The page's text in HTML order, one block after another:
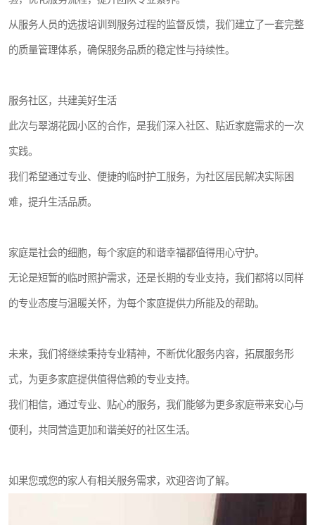
从服务人员的选拔培训到服务过程的监督反馈，我们建立了一套完整
的质量管理体系，确保服务品质的稳定性与持续性。
服务社区，共建美好生活
此次与翠湖花园小区的合作，是我们深入社区、贴近家庭需求的一次
实践。
我们希望通过专业、便捷的临时护工服务，为社区居民解决实际困
难，提升生活品质。
家庭是社会的细胞，每个家庭的和谐幸福都值得用心守护。
无论是短暂的临时照护需求，还是长期的专业支持，我们都将以同样
的专业态度与温暖关怀，为每个家庭提供力所能及的帮助。
未来，我们将继续秉持专业精神，不断优化服务内容，拓展服务形
式，为更多家庭提供值得信赖的专业支持。
我们相信，通过专业、贴心的服务，我们能够为更多家庭带来安心与
便利，共同营造更加和谐美好的社区生活。
如果您或您的家人有相关服务需求，欢迎咨询了解。